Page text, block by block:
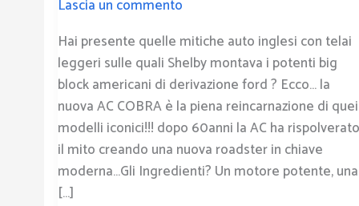
Lascia un commento
Hai presente quelle mitiche auto inglesi con telai
leggeri sulle quali Shelby montava i potenti big
block americani di derivazione ford ? Ecco… la
nuova AC COBRA è la piena reincarnazione di quei
modelli iconici!!! dopo 60anni la AC ha rispolverato
il mito creando una nuova roadster in chiave
moderna…Gli Ingredienti? Un motore potente, una
[…]